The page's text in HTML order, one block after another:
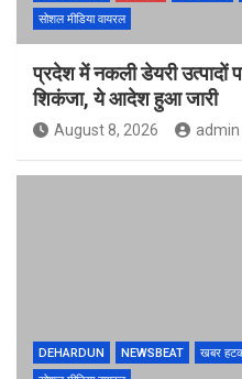
सोशल मीडिया वायरल
प्रदेश में नकली डेयरी उत्पादों
शिकंजा, ये आदेश हुआ जारी
August 8, 2026 admin
DEHARDUN NEWSBEAT खबर